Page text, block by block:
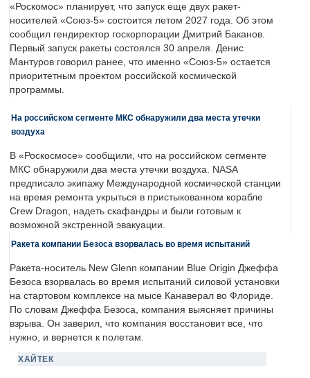
«Роскомос» планирует, что запуск еще двух ракет-
носителей «Союз-5» состоится летом 2027 года. Об этом
сообщил гендиректор госкорпорации Дмитрий Баканов.
Первый запуск ракеты состоялся 30 апреля. Денис
Мантуров говорил ранее, что именно «Союз-5» остается
приоритетным проектом российской космической
программы.
На российском сегменте МКС обнаружили два места утечки
воздуха
В «Роскосмосе» сообщили, что на российском сегменте
МКС обнаружили два места утечки воздуха. NASA
предписало экипажу Международной космической станции
на время ремонта укрыться в пристыкованном корабле
Crew Dragon, надеть скафандры и были готовым к
возможной экстренной эвакуации.
Ракета компании Безоса взорвалась во время испытаний
Ракета-носитель New Glenn компании Blue Origin Джеффа
Безоса взорвалась во время испытаний силовой установки
на стартовом комплексе на мысе Канаверал во Флориде.
По словам Джеффа Безоса, компания выясняет причины
взрыва. Он заверил, что компания восстановит все, что
нужно, и вернется к полетам.
ХАЙТЕК